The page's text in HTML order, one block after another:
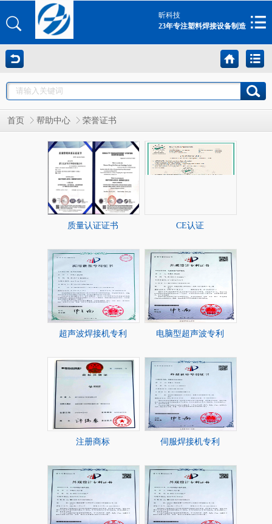
昕科技
23年专注塑料焊接设备制造
首页 帮助中心 荣誉证书
质量认证证书 CE认证
超声波焊接机专利 电脑型超声波专利
注册商标 伺服焊接机专利